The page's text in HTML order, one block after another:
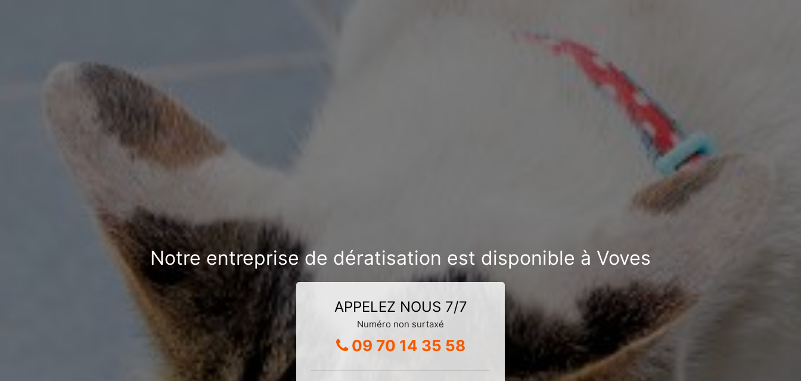
Notre entreprise de dératisation est disponible à Voves
APPELEZ NOUS 7/7
Numéro non surtaxé
09 70 14 35 58